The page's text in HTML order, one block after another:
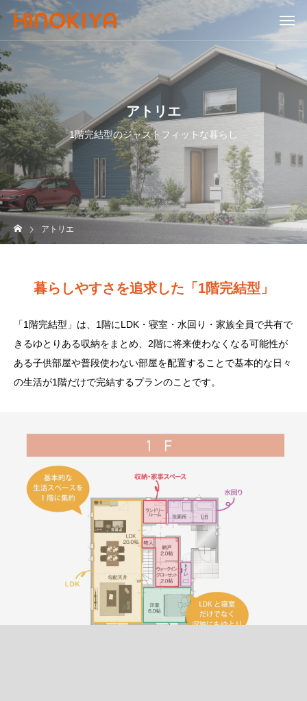
アトリエ
1階完結型のジャストフィットな暮らし
アトリエ
暮らしやすさを追求した「1階完結型」
「1階完結型」は、1階にLDK・寝室・水回り・家族全員で共有で
きるゆとりある収納をまとめ、2階に将来使わなくなる可能性が
ある子供部屋や普段使わない部屋を配置することで基本的な日々
の生活が1階だけで完結するプランのことです。